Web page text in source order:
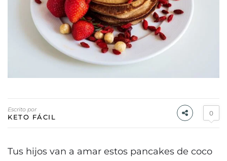
Escrito por
KETO FÁCIL 0
Tus hijos van a amar estos pancakes de coco